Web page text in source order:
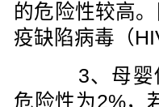
的危险性较高
疫缺陷病毒（
3、母婴传
危险性为2%，